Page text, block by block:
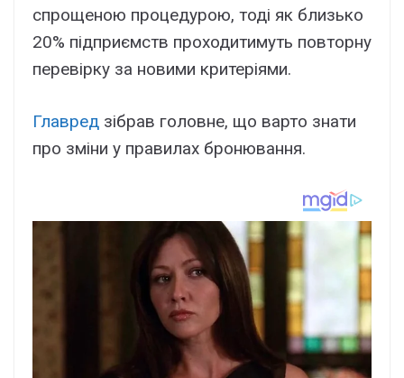
спрощеною процедурою, тоді як близько
20% підприємств проходитимуть повторну
перевірку за новими критеріями.
Главред зібрав головне, що варто знати
про зміни у правилах бронювання.